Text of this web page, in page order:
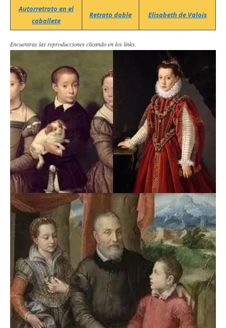
Autorretrato en el
caballete
Retrato doble Elisabeth de Valois
Encuentras las reproducciones clicando en los links.